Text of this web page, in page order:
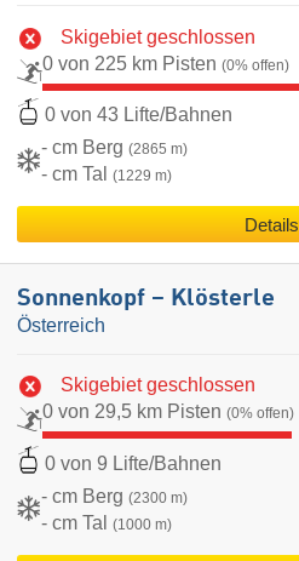
Skigebiet geschlossen
0 von 225 km Pisten (0% offen)
0 von 43 Lifte/Bahnen
- cm Berg (2865 m)
- cm Tal (1229 m)
Details
Sonnenkopf – Klösterle
Österreich
Skigebiet geschlossen
0 von 29,5 km Pisten (0% offen)
0 von 9 Lifte/Bahnen
- cm Berg (2300 m)
- cm Tal (1000 m)